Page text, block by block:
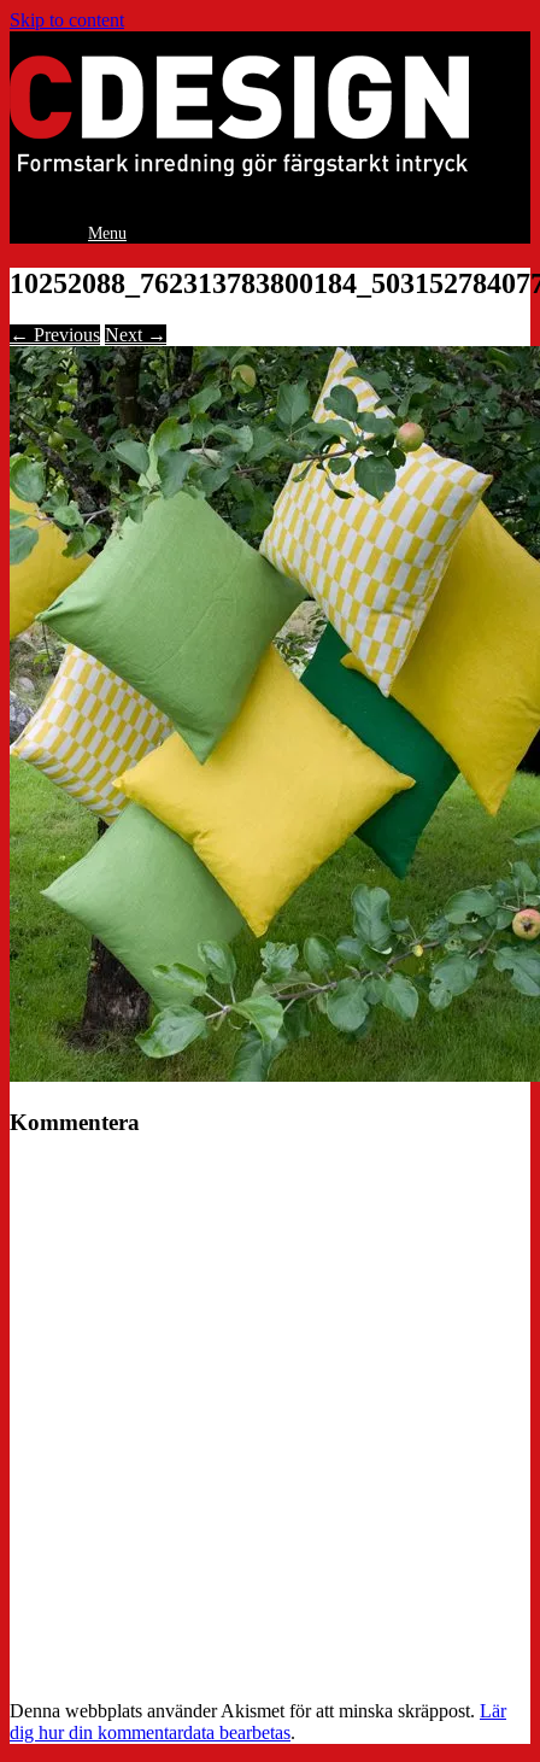
Skip to content
Menu
← Previous Next →
Kommentera
Denna webbplats använder Akismet för att minska skräppost. Lär
dig hur din kommentardata bearbetas.